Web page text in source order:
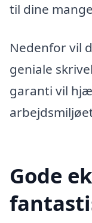
til dine
Nedenfor vil
geniale
garanti vil
Gode